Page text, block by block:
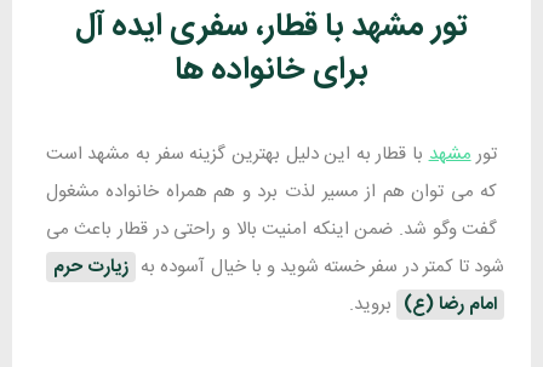
تور مشهد با قطار، سفری ایده آل
برای خانواده ها
تورمشهدبا قطار به این دلیل بهترین گزینه سفر به مشهد است
که می توان هم از مسیر لذت برد و هم همراه خانواده مشغول
گفت وگو شد. ضمن اینکه امنیت بالا و راحتی در قطار باعث می
شود تا کمتر در سفر خسته شوید و با خیال آسوده به زیارت حرم
امام رضا (ع) بروید.